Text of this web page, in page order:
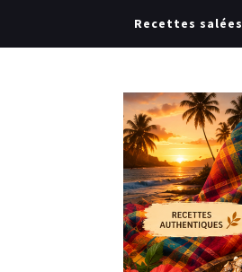
Recettes salées